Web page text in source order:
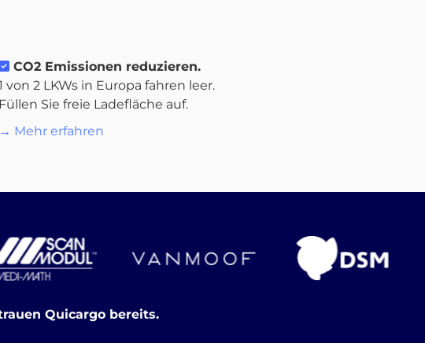
CO2 Emissionen reduzieren.
von 2 LKWs in Europa fahren leer.
Füllen Sie freie Ladefläche auf.
→ Mehr erfahren
Quicargo bereits.